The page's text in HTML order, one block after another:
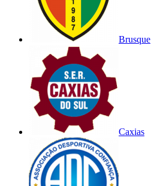
Brusque
Caxias